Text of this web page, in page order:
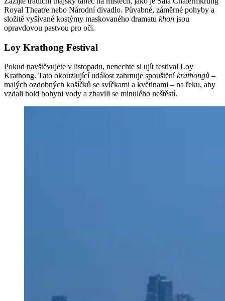
Royal Theatre nebo Národní divadlo. Půvabné, záměrné pohyby a
složitě vyšívané kostýmy maskovaného dramatu khon jsou
opravdovou pastvou pro oči.
Loy Krathong Festival
Pokud navštěvujete v listopadu, nenechte si ujít festival Loy
Krathong. Tato okouzlující událost zahrnuje spouštění krathongů –
malých ozdobných košíčků se svíčkami a květinami – na řeku, aby
vzdali hold bohyni vody a zbavili se minulého neštěstí.